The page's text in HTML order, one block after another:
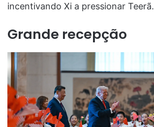
incentivando Xi a pressionar Teerã.
Grande recepção